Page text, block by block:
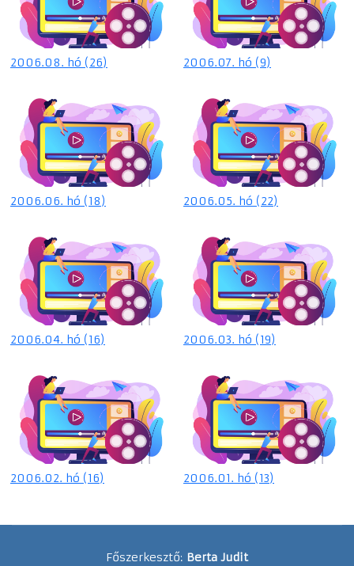
2006.08. hó (26) 2006.07. hó (9)
2006.06. hó (18) 2006.05. hó (22)
2006.04. hó (16) 2006.03. hó (19)
2006.02. hó (16) 2006.01. hó (13)
Főszerkesztő: Berta Judit